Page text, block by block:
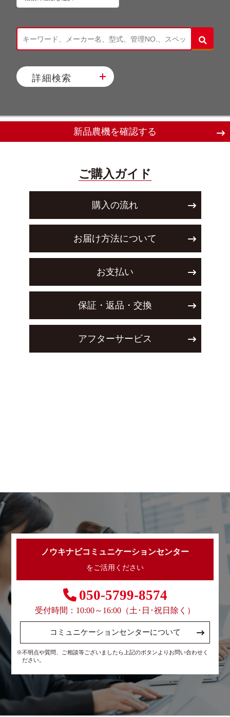
詳細検索
新品農機を確認する
ご購入ガイド
購入の流れ
お届け方法について
お支払い
保証・返品・交換
アフターサービス
ノウキナビコミュニケーションセンター
をご活用ください
050-5799-8574
受付時間：10:00～16:00（土･日･祝日除く）
コミュニケーションセンターについて
※不明点や質問、ご相談等ございましたら上記のボタンよりお問い合わせく
ださい。